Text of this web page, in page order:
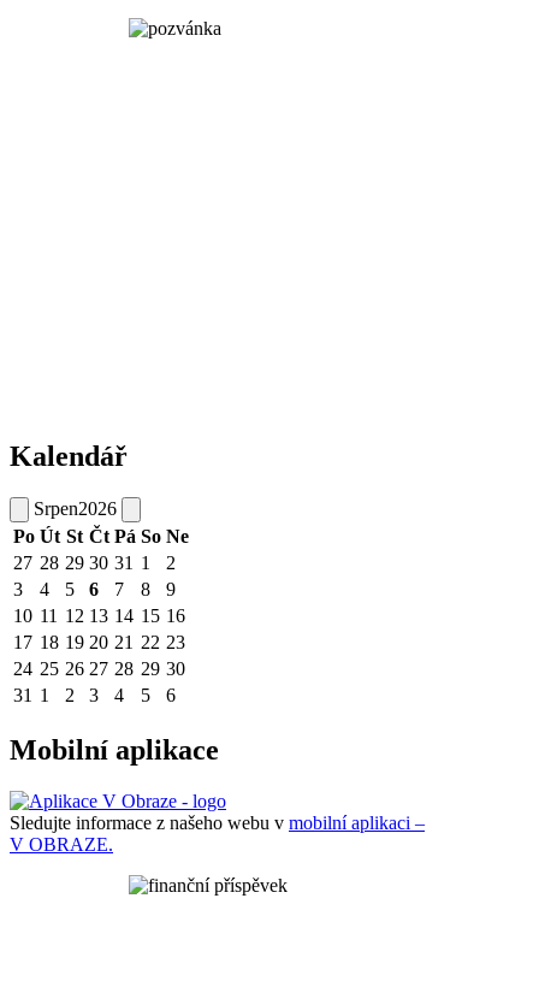
Kalendář
Srpen2026
Po Út St Čt Pá So Ne
27 28 29 30 31 1
2
3
4 5 6 7 8
9
10 11 12 13 14 15 16
17 18 19 20 21 22 23
24 25 26 27 28 29 30
31 1 2 3 4 5 6
Mobilní aplikace
Sledujte informace z našeho webu v mobilní aplikaci –
V OBRAZE.